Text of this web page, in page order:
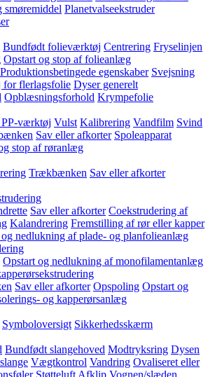
Planetvalseekstruder
Bundfødt folieværktøj Centrering Fryselinjen
Opstart og stop af folieanlæg
Produktionsbetingede egenskaber Svejsning
flerlagsfolie Dyser generelt
Opblæsningsforhold Krympefolie
værktøj Vulst Kalibrering Vandfilm Svind
Sav eller afkorter Spoleapparat
stop af røranlæg
Trækbænken Sav eller afkorter
Sav eller afkorter Coekstrudering af
Kalandrering Fremstilling af rør eller kapper
og nedlukning af plade- og planfolieanlæg
Opstart og nedlukning af monofilamentanlæg
Sav eller afkorter Opspoling Opstart og
og kapperørsanlæg
Symboloversigt Sikkerhedsskærm
Bundfødt slangehoved Modtryksring Dysen
Vægtkontrol Vandring Ovaliseret eller
Støtteluft Afklip Vognen/slæden